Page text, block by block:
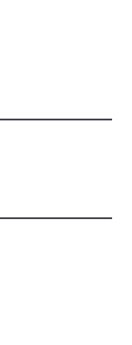
in Stadt
Literatur